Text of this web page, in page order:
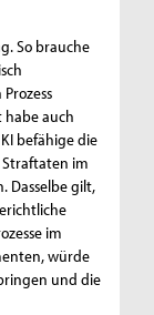
So brauche
habe auch
befähige die
im
Dasselbe gilt,
im
würde
und die